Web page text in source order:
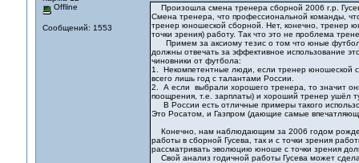
Offline
Сообщений: 1553
Произошла смена тренера сборной 2006 г.р.
Смена тренера, что профессиональной команды,
тренер юношеской сборной. Нет, конечно, тренер
точки зрения) работу. Так что это не проблема
Примем за аксиому тезис о том что юные
должны отвечать за эффективное использование
чиновники от футбола:
1. Некомпетентные люди, если тренер юношеской
всего лишь год с талантами России.
2. А если выбрали хорошего тренера, то значит
поощрения, т.е. зарплаты) и хороший тренер ушёл
В России есть отличные примеры такого
Это Росатом, и Газпром (дающие самые
Конечно, нам наблюдающим за 2006 годом
работы в сборной Гусева, так и с точки зрения
рассматривать эволюцию юноше с точки зрения
Свой анализ годичной работы Гусева может